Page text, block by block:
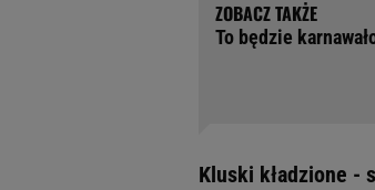
To będzie
Kluski kładzione -